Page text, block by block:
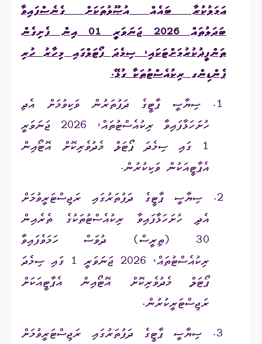
ޢަމަލުކުރާ ބައެއް އުޞޫލުތަކަށް ގެނެސްފައިވާ
ބަދަލުތައް 2026 ޖަނަވަރީ 01 އިން ފެށިގެން
ތަންފީޛުކުރުމަށްޓަކައި، ސިމެދަ ފޯޓަލްގައި މިހާރު ހުރި
ޕެންޑިންގ ރިކުއެސްޓުތަކާ ގުޅޭ.
1.
ސިޔާސީ ޕާޓީގެ ދަފުތަރުން ވަކިވުމަށް އެދި
ހުށަހަޅާފައިވާ ރިކުއެސްޓުތައް، 2026 ޖަނަވަރީ
1 ގައި ސިމެދަ ޕޯޓަލް މެދުވެރިކޮށް އޮޓޯއިން
އެޕާޓީއަކުން ވަކިކުރުން.
2.
ސިޔާސީ ޕާޓީގެ ދަފުތަރުގައި ރަޖިސްޓަރީވުމަށް
އެދި ހުށަހަޅާފައިވާ ރިކުއެސްޓުތަކުގެ ތެރެއިން
30 (ތިރީސް) ދުވަސް ހަމަވެފައިވާ
ރިކުއެސްޓުތައް، 2026 ޖަނަވަރީ 1 ގައި ސިމެދަ
ޕޯޓަލް މެދުވެރިކޮށް އޮޓޯއިން އެޕާޓީއަކަށް
ރަޖިސްޓަރީކުރުން.
3.
ސިޔާސީ ޕާޓީގެ ދަފުތަރުގައި ރަޖިސްޓަރީވުމަށް